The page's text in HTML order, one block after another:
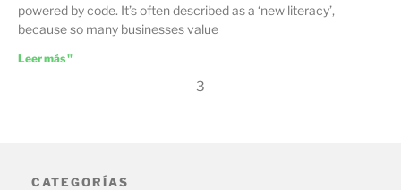
powered by code. It’s often described as a ‘new literacy’,
because so many businesses value
Leer más "
3
CATEGORÍAS